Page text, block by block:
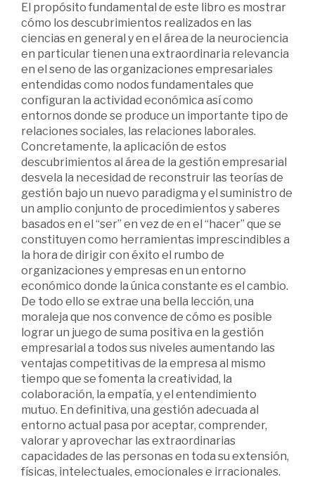
El propósito fundamental de este libro es mostrar
cómo los descubrimientos realizados en las
ciencias en general y en el área de la neurociencia
en particular tienen una extraordinaria relevancia
en el seno de las organizaciones empresariales
entendidas como nodos fundamentales que
configuran la actividad económica así como
entornos donde se produce un importante tipo de
relaciones sociales, las relaciones laborales.
Concretamente, la aplicación de estos
descubrimientos al área de la gestión empresarial
desvela la necesidad de reconstruir las teorías de
gestión bajo un nuevo paradigma y el suministro de
un amplio conjunto de procedimientos y saberes
basados en el “ser” en vez de en el “hacer” que se
constituyen como herramientas imprescindibles a
la hora de dirigir con éxito el rumbo de
organizaciones y empresas en un entorno
económico donde la única constante es el cambio.
De todo ello se extrae una bella lección, una
moraleja que nos convence de cómo es posible
lograr un juego de suma positiva en la gestión
empresarial a todos sus niveles aumentando las
ventajas competitivas de la empresa al mismo
tiempo que se fomenta la creatividad, la
colaboración, la empatía, y el entendimiento
mutuo. En definitiva, una gestión adecuada al
entorno actual pasa por aceptar, comprender,
valorar y aprovechar las extraordinarias
capacidades de las personas en toda su extensión,
físicas, intelectuales, emocionales e irracionales.